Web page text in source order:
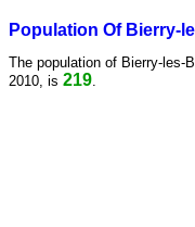
Population Of Bierry-
The population of Bierry-les-
2010, is 219